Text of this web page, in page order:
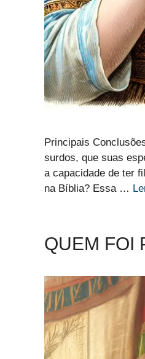
Principais
surdos, que suas
a capacidade de ter
na Bíblia? Essa …
QUEM FOI